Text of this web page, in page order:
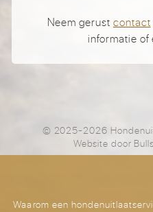
Neem gerust contact
informatie of
© 2025-2026
Website door
Waarom een